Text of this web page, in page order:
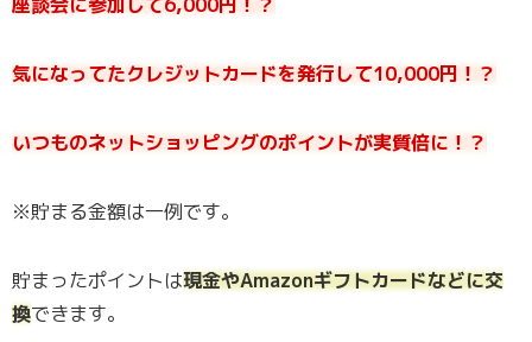
気になってたクレジットカードを発行して10,000円！？
いつものネットショッピングのポイントが実質倍に！？
※貯まる金額は一例です。
貯まったポイントは現金やAmazonギフトカードなどに交
換できます。